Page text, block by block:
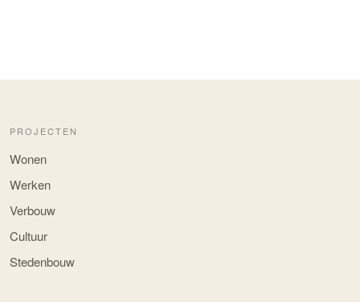
PROJECTEN
Wonen
Werken
Verbouw
Cultuur
Stedenbouw